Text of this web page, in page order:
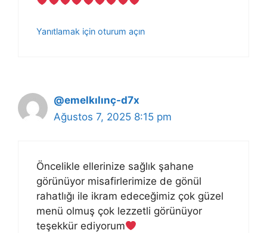
Yanıtlamak için oturum açın
@emelkılınç-d7x
Ağustos 7, 2025 8:15 pm
Öncelikle ellerinize sağlık şahane
görünüyor misafirlerimize de gönül
rahatlığı ile ikram edeceğimiz çok güzel
menü olmuş çok lezzetli görünüyor
teşekkür ediyorum